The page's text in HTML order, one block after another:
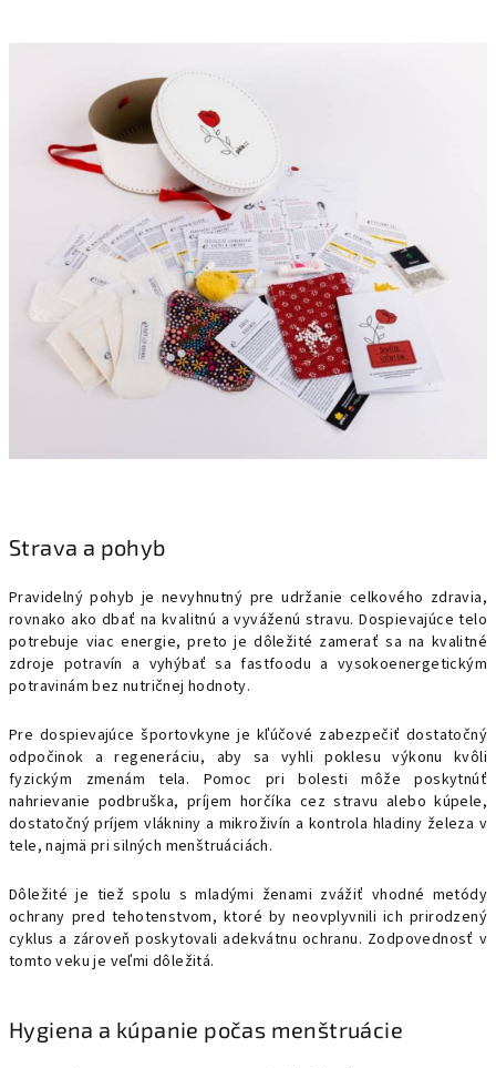
Strava a pohyb
Pravidelný pohyb je nevyhnutný pre udržanie celkového zdravia,
rovnako ako dbať na kvalitnú a vyváženú stravu. Dospievajúce telo
potrebuje viac energie, preto je dôležité zamerať sa na kvalitné
zdroje potravín a vyhýbať sa fastfoodu a vysokoenergetickým
potravinám bez nutričnej hodnoty.
Pre dospievajúce športovkyne je kľúčové zabezpečiť dostatočný
odpočinok a regeneráciu, aby sa vyhli poklesu výkonu kvôli
fyzickým zmenám tela. Pomoc pri bolesti môže poskytnúť
nahrievanie podbruška, príjem horčíka cez stravu alebo kúpele,
dostatočný príjem vlákniny a mikroživín a kontrola hladiny železa v
tele, najmä pri silných menštruáciách.
Dôležité je tiež spolu s mladými ženami zvážiť vhodné metódy
ochrany pred tehotenstvom, ktoré by neovplyvnili ich prirodzený
cyklus a zároveň poskytovali adekvátnu ochranu. Zodpovednosť v
tomto veku je veľmi dôležitá.
Hygiena a kúpanie počas menštruácie